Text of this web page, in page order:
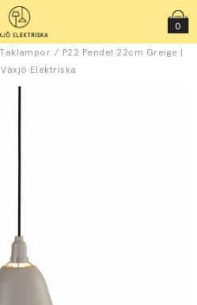
0
Taklampor / P22 Pendel 22cm Greige |
Elektriska